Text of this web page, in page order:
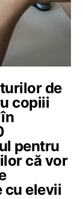
de
copiii
pentru
că vor
cu elevii